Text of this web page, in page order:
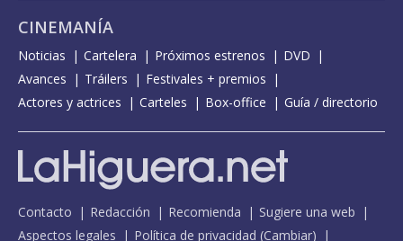
CINEMANÍA
Noticias Cartelera Próximos estrenos
DVD
Avances
Tráilers
Festivales + premios
Actores y actrices
Carteles Box-office Guía / directorio
Contacto Redacción Recomienda
Sugiere una web
Aspectos legales
Política de privacidad (Cambiar)